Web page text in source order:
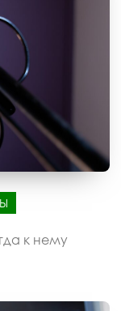
к нему